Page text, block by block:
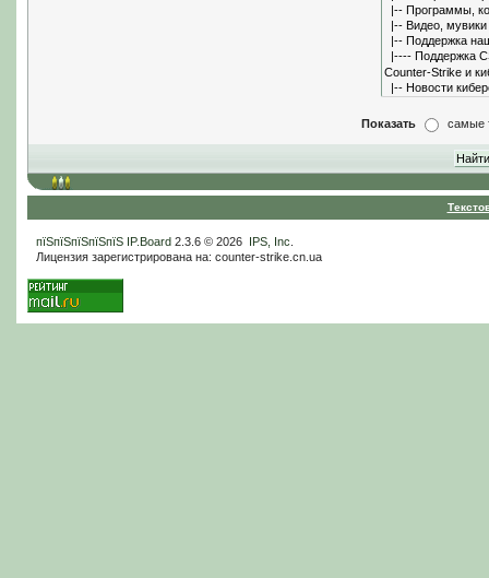
Показать самые
пїЅпїЅпїЅпїЅпїЅ IP.Board2.3.6 © 2026 IPS, Inc
Лицензия зарегистрирована на: counter-strike.cn.ua